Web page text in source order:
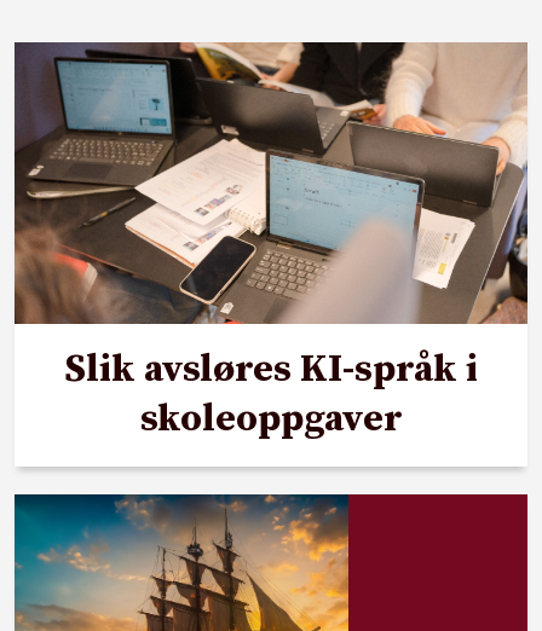
Slik avsløres KI-språk i
skoleoppgaver